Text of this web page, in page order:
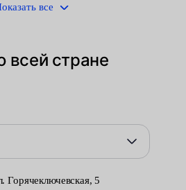
характеристик автомобиля.
целесообразно не
компоненты привода и
все
всей стране
Горячеключевская, 5